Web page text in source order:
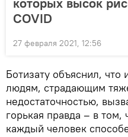
COVID
27 февраля 2021, 12:56
Ботизату объяснил, что
людям, страдающим
недостаточностью,
горькая правда – в том,
каждый человек